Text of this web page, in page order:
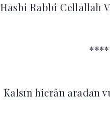
Hasbi Rabbi Cellallah
****
Kalsın hicrân aradan